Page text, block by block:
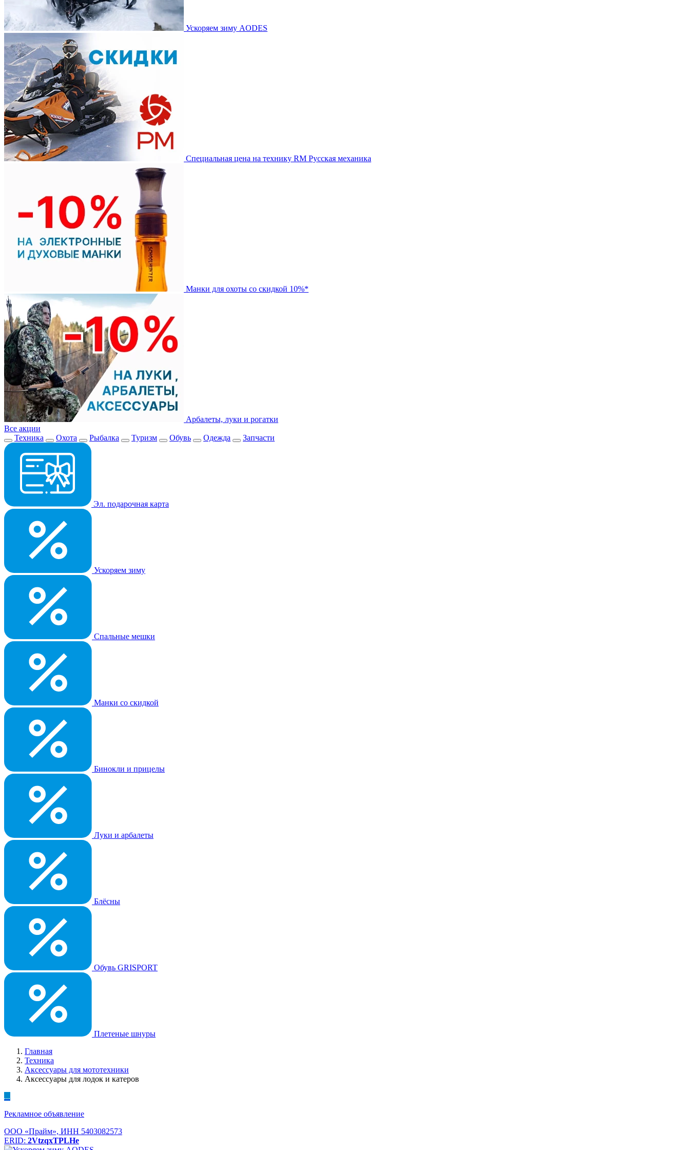
Ускоряем зиму AODES
Специальная цена на технику RM Русская механика
Манки для охоты со скидкой 10%*
Арбалеты, луки и рогатки
Все акции
Техника
Охота Рыбалка Туризм Обувь Одежда Запчасти
Эл. подарочная карта
Ускоряем зиму
Спальные мешки
Манки со скидкой
Бинокли и прицелы
Луки и арбалеты
Блёсны
Обувь GRISPORT
Плетеные шнуры
Главная
Техника
Аксессуары для мототехники
Аксессуары для лодок и катеров
...
Рекламное объявление
ООО «Прайм», ИНН 5403082573
ERID: 2VtzqxTPLHe